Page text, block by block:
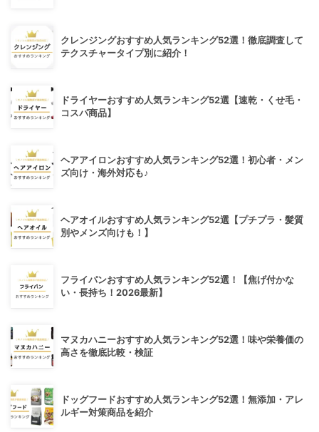
クレンジングおすすめ人気ランキング52選！徹底調査して
テクスチャータイプ別に紹介！
ドライヤーおすすめ人気ランキング52選【速乾・くせ毛・
コスパ商品】
ヘアアイロンおすすめ人気ランキング52選！初心者・メン
ズ向け・海外対応も♪
ヘアオイルおすすめ人気ランキング52選【プチプラ・髪質
別やメンズ向けも！】
フライパンおすすめ人気ランキング52選！【焦げ付かな
い・長持ち！2026最新】
マヌカハニーおすすめ人気ランキング52選！味や栄養価の
高さを徹底比較・検証
ドッグフードおすすめ人気ランキング52選！無添加・アレ
ルギー対策商品を紹介